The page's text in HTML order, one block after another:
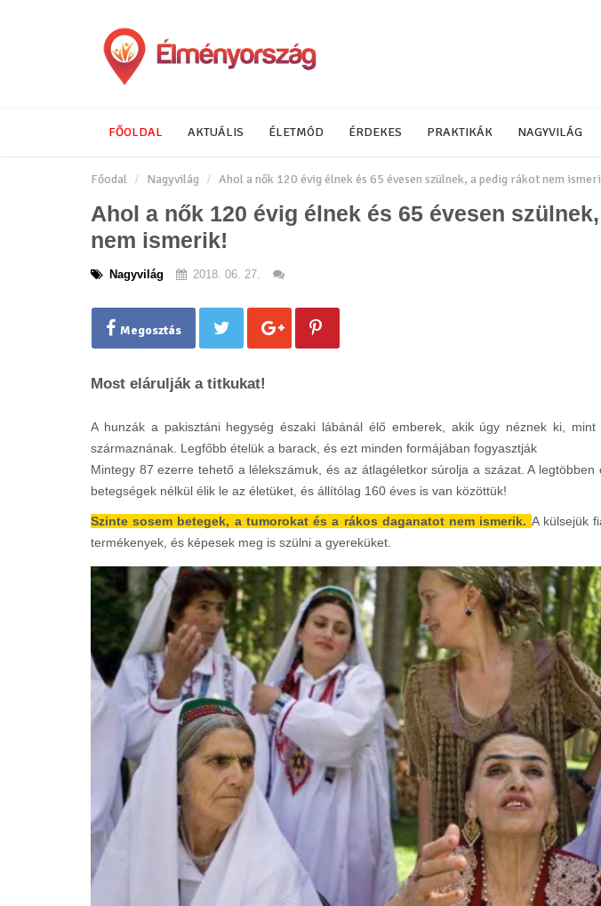
FŐOLDAL AKTUÁLIS ÉLETMÓD ÉRDEKES PRAKTIKÁK NAGYVILÁG
Főodal Nagyvilág Ahol a nők 120 évig élnek és 65 évesen szülnek, a pedig rákot nem
Ahol a nők 120 évig élnek és 65 évesen
nem ismerik!
Nagyvilág 2018. 06. 27.
Megosztás
Most elárulják a titkukat!
A hunzák a pakisztáni hegység északi lábánál élő emberek, akik úgy néznek ki,
származnának. Legfőbb ételük a barack, és ezt minden formájában fogyasztják
Mintegy 87 ezerre tehető a lélekszámuk, és az átlagéletkor súrolja a százat. A legtöbben
betegségek nélkül élik le az életüket, és állítólag 160 éves is van közöttük!
Szinte sosem betegek, a tumorokat és a rákos daganatot nem ismerik. A külsejük
termékenyek, és képesek meg is szülni a gyereküket.